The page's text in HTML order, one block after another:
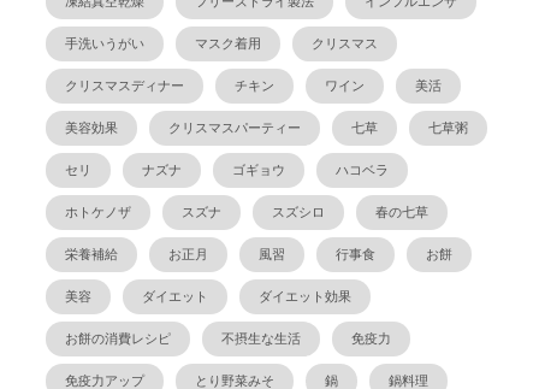
手洗いうがい マスク着用 クリスマス
クリスマスディナー チキン ワイン 美活
美容効果 クリスマスパーティー 七草 七草粥
セリ ナズナ ゴギョウ ハコベラ
ホトケノザ スズナ スズシロ 春の七草
栄養補給 お正月 風習 行事食 お餅
美容 ダイエット ダイエット効果
お餅の消費レシピ 不摂生な生活 免疫力
免疫力アップ とり野菜みそ 鍋 鍋料理